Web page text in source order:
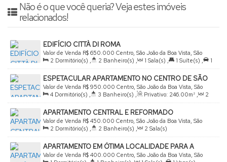
Não é o que você queria? Veja estes imóveis
relacionados!
EDIFÍCIO CITTÀ DI ROMA
R$ 650.000
Valor de Venda
Centro, São João da Boa Vista, São
Paulo, Brasil
2 Dormitório(s) , 2 Banheiro(s) , 1 Sala(s) , 1 Suíte(s) ,
1
Vaga(s) , Útil: 72.85m²
ESPETACULAR APARTAMENTO NO CENTRO DE SÃO
JOÃO
R$ 950.000
Valor de Venda
Centro, São João da Boa Vista, São
Paulo, Brasil
4 Dormitório(s) , 3 Banheiro(s) , Privativo: 246.00m² ,
2
Sala(s) , 1 Suíte(s) , 2 Vaga(s)
APARTAMENTO CENTRAL E REFORMADO
R$ 450.000
Valor de Venda
Centro, São João da Boa Vista, São
Paulo, Brasil
2 Dormitório(s) , 2 Banheiro(s) , 2 Sala(s)
APARTAMENTO EM ÓTIMA LOCALIDADE PARA A
VENDA
R$ 400.000
Valor de Venda
Centro, São João da Boa Vista, São